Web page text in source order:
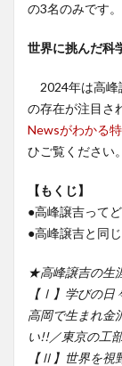
の3名のみです。
世界に挑んだ科
2024年は高峰
の存在が注目さ
Newsがわかる
ひご覧ください。
【もくじ】
●高峰譲吉って
●高峰譲吉と同
★高峰譲吉の生
【Ⅰ】学びの日
高岡で生まれ金
い!!／東京の工
【Ⅱ】世界を視